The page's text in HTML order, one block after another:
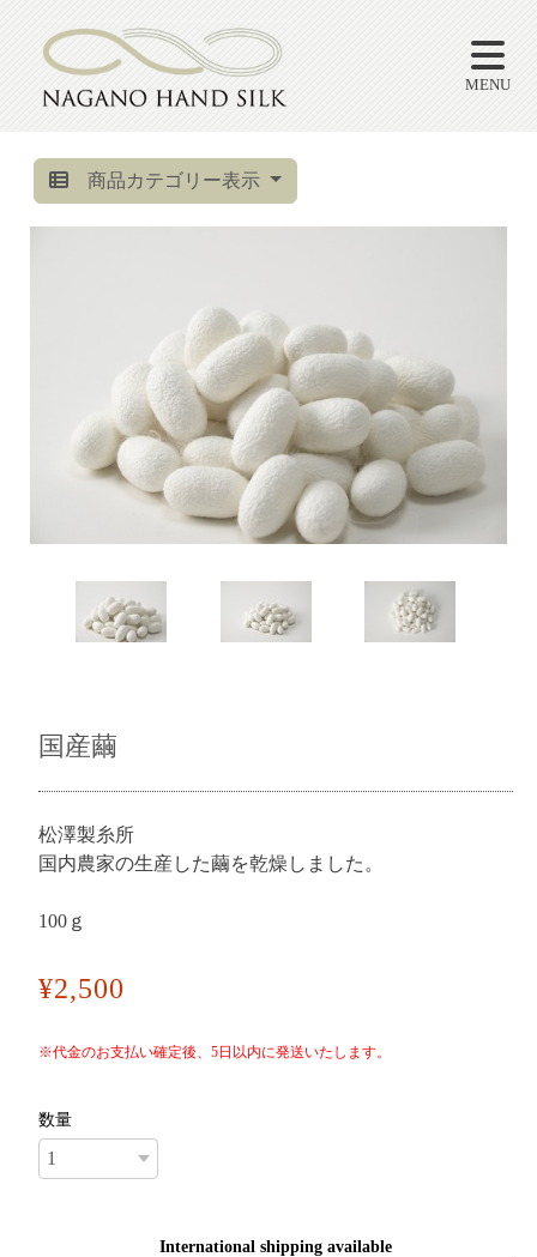
MENU
商品カテゴリー表示
国産繭
松澤製糸所
国内農家の生産した繭を乾燥しました。
100ｇ
¥2,500
※代金のお支払い確定後、5日以内に発送いたします。
数量
International shipping available